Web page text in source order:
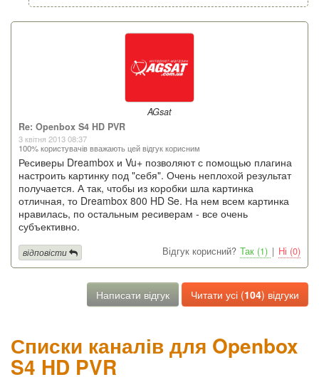
AGsat
Re: Openbox S4 HD PVR
3 квітня 2013 08:37
100% користувачів вважають цей відгук корисним
Ресиверы Dreambox и Vu+ позволяют с помощью плагина
настроить картинку под "себя". Очень неплохой результат
получается. А так, чтобы из коробки шла картинка
отличная, то Dreambox 800 HD Se. На нем всем картинка
нравилась, по остальным ресиверам - все очень
субъективно.
Відгук корисний? Так (1) | Ні (0)
відповісти
Написати відгук Читати усі (104) відгуки
Списки каналів для Openbox
S4 HD PVR